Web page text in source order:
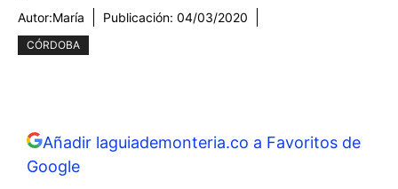
Autor:María Publicación: 04/03/2020
CÓRDOBA
Añadir laguiademonteria.co a Favoritos de
Google